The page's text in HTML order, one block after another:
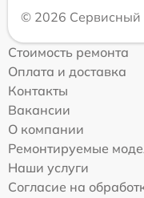
© 2026 Сервисный
Стоимость ремонта
Оплата и доставка
Контакты
Вакансии
О компании
Ремонтируемые
Наши услуги
Согласие на